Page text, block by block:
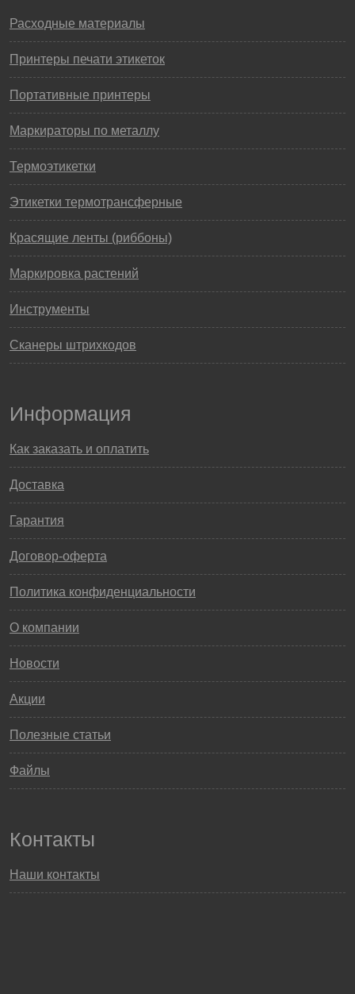
Расходные материалы
Принтеры печати этикеток
Портативные принтеры
Маркираторы по металлу
Термоэтикетки
Этикетки термотрансферные
Красящие ленты (риббоны)
Маркировка растений
Инструменты
Сканеры штрихкодов
Информация
Как заказать и оплатить
Доставка
Гарантия
Договор-оферта
Политика конфиденциальности
О компании
Новости
Акции
Полезные статьи
Файлы
Контакты
Наши контакты